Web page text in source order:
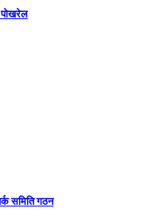
पोखरेल
समिति गठन